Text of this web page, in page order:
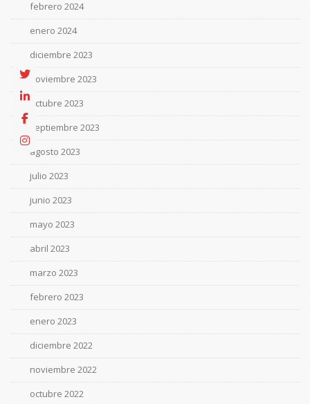
febrero 2024
enero 2024
diciembre 2023
noviembre 2023
octubre 2023
septiembre 2023
agosto 2023
julio 2023
junio 2023
mayo 2023
abril 2023
marzo 2023
febrero 2023
enero 2023
diciembre 2022
noviembre 2022
octubre 2022